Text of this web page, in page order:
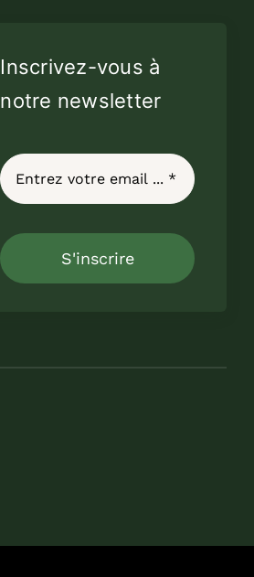
Inscrivez-vous à
notre newsletter
S'inscrire